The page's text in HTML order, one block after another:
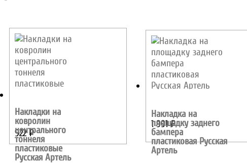
Накладки на
ковролин
центрального
тоннеля
пластиковые
Русская Артель
922₽
Накладка на
площадку заднего
бампера
пластиковая Русская
Артель
1 991₽